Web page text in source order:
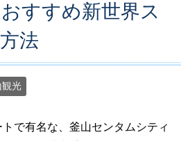
すすめ新世界ス
法
観光
で有名な、釜山センタムシティ